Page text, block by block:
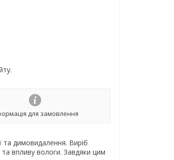
для замовлення
та димовидалення. Виріб
та впливу вологи. Завдяки цим